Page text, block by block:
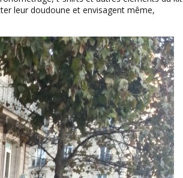
leur doudoune et envisagent même,